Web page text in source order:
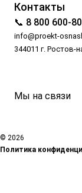
Контакты
📞 8 800 600-
info@proekt-
344011 г. Ростов-
Мы на связи
© 2026
Политика